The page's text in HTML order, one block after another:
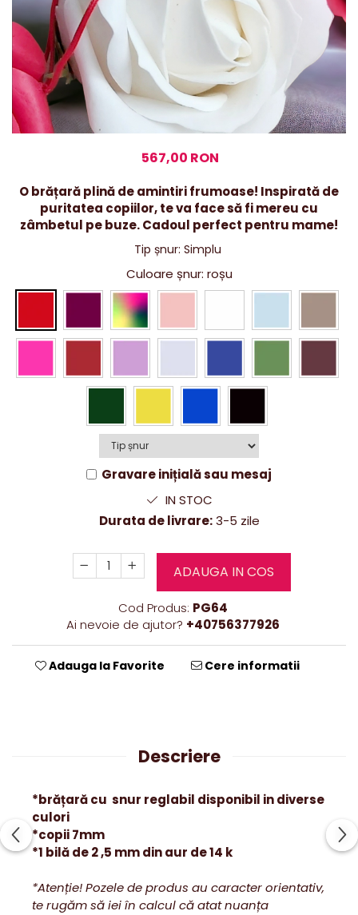
567,00 RON
O brățară plină de amintiri frumoase! Inspirată de
puritatea copiilor, te va face să fi mereu cu
zâmbetul pe buze. Cadoul perfect pentru mame!
Tip șnur: Simplu
Culoare șnur: roșu
Gravare inițială sau mesaj
IN STOC
Durata de livrare:3-5 zile
ADAUGA IN COS
Cod Produs: PG64
Ai nevoie de ajutor? +40756377926
Adauga la Favorite Cere informatii
Descriere
*brățară cu snur reglabil disponibil in diverse
culori
*copii 7mm
*1 bilă de 2 ,5 mm din aur de 14 k
*Atenție! Pozele de produs au caracter orientativ,
te rugăm să iei în calcul că atat nuanța